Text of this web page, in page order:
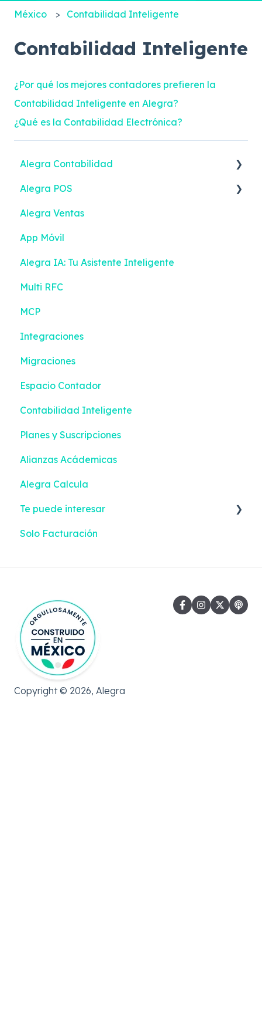
México Contabilidad Inteligente
Contabilidad Inteligente
¿Por qué los mejores contadores prefieren la
Contabilidad Inteligente en Alegra?
¿Qué es la Contabilidad Electrónica?
Alegra Contabilidad
Ingresos
Gastos
Contactos
Inventario
Bancos
Contabilidad
Reportes Inteligentes
Configuración
Facturación Electrónica
Mis Tareas
Alegra POS
Vender
Ingresos
Turnos
Gestión de efectivo
Devoluciones
Contactos
Inventario
Compras
Configuración
Facturación Electrónica
Alegra Ventas
App Móvil
Alegra IA: Tu Asistente Inteligente
Multi RFC
MCP
Integraciones
Migraciones
Espacio Contador
Contabilidad Inteligente
Planes y Suscripciones
Alianzas Acádemicas
Alegra Calcula
Te puede interesar
Facturación Electrónica
Solo Facturación
Copyright © 2026, Alegra